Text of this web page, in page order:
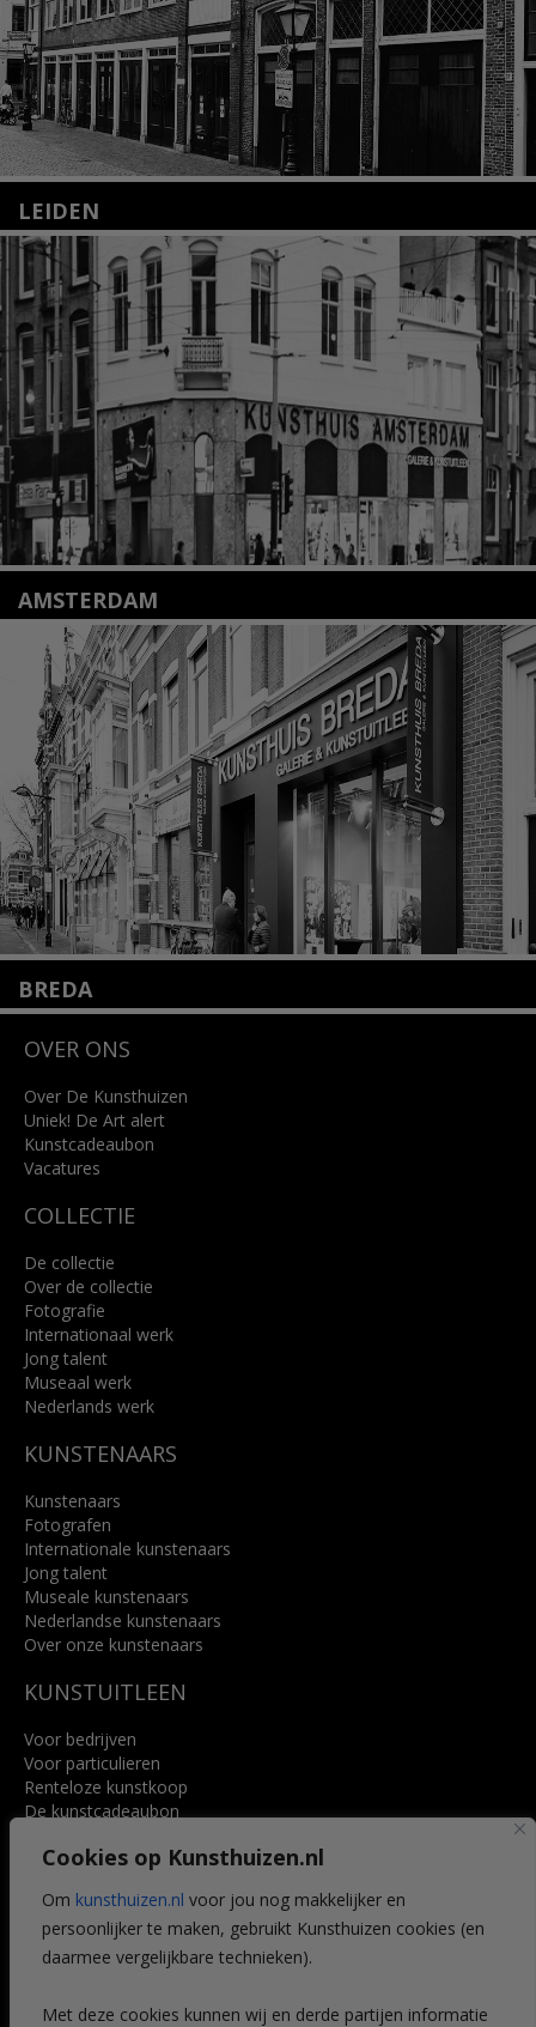
Cookies op Kunsthuizen.nl
Om kunsthuizen.nl voor jou nog makkelijker en
persoonlijker te maken, gebruikt Kunsthuizen cookies (en
daarmee vergelijkbare technieken).
Met deze cookies kunnen wij en derde partijen informatie
LEIDEN
Nieuwstraat 35
2312 KA Leiden
+31(0)71 – 52 84 480
info@kunsthuisleiden.nl
Lees meer
AMSTERDAM
Amstelveenseweg 135
1075 VX Amsterdam
+31 (0)20 2332546
info@kunsthuisamsterdam.nl
Lees meer
BREDA
4818 SB Breda
info@kunsthuisbreda.nl
Lees meer
OVER ONS
Over De Kunsthuizen
Uniek! De Art alert
Kunstcadeaubon
Vacatures
COLLECTIE
De collectie
Over de collectie
Fotografie
Internationaal werk
Jong talent
Museaal werk
Nederlands werk
KUNSTENAARS
Kunstenaars
Fotografen
Internationale kunstenaars
Jong talent
Museale kunstenaars
Nederlandse kunstenaars
Over onze kunstenaars
KUNSTUITLEEN
Voor bedrijven
Voor particulieren
Renteloze kunstkoop
De kunstcadeaubon
Voordelen
Veelgestelde vragen
CONTACT